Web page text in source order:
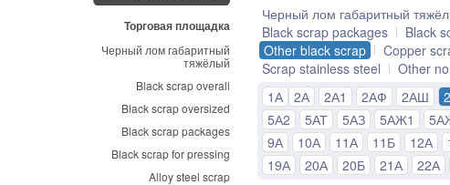
Торговая площадка
Черный лом габаритный
тяжёлый
Black scrap overall
Black scrap oversized
Black scrap packages
Black scrap for pressing
Alloy steel scrap
Черный лом габаритный
Black scrap packages
Black
Other black scrap
Copper
Scrap stainless steel
Other
1А
2А 2А1 2АФ 2АШ
5А2
5АТ 5АЗ 5АЖ1
9А
10А 11А 11Б 12А
19А
20А 20Б 21А 22А